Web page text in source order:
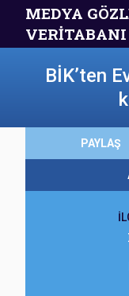
MEDYA
VERİTABANI
BİK’ten
PAYLAŞ